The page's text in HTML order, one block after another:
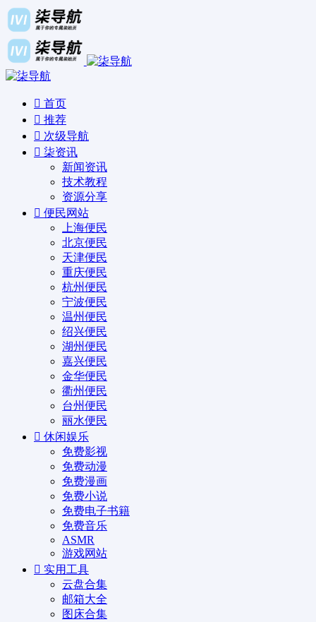
首页
推荐
次级导航
柒资讯
新闻资讯
技术教程
资源分享
便民网站
上海便民
北京便民
天津便民
重庆便民
杭州便民
宁波便民
温州便民
绍兴便民
湖州便民
嘉兴便民
金华便民
衢州便民
台州便民
丽水便民
休闲娱乐
免费影视
免费动漫
免费漫画
免费小说
免费电子书籍
免费音乐
ASMR
游戏网站
实用工具
云盘合集
邮箱大全
图床合集